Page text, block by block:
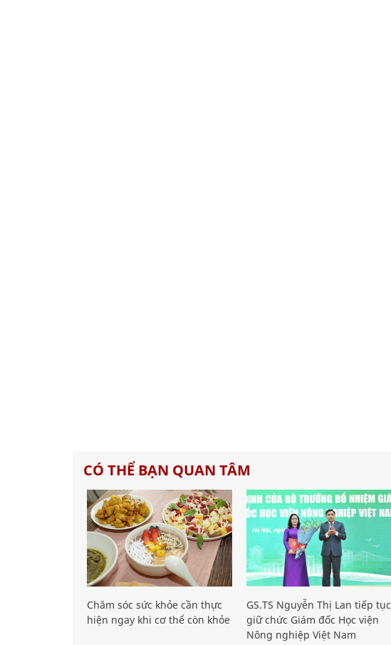
CÓ THỂ BẠN QUAN TÂM
Chăm sóc sức khỏe cần thực
hiện ngay khi cơ thể còn khỏe
GS.TS Nguyễn Thị Lan tiếp tục
giữ chức Giám đốc Học viện
Nông nghiệp Việt Nam